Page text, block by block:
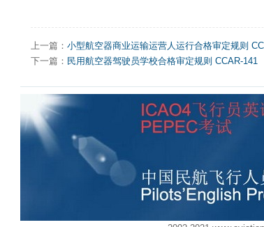
上一篇： 小型航空器商业运输运营人运行合格审定规则
下一篇： 民用航空器驾驶员学校合格审定规则 CCAR-141